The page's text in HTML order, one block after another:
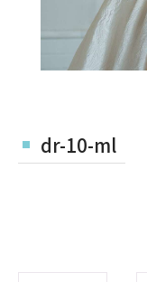
dr-10-ml